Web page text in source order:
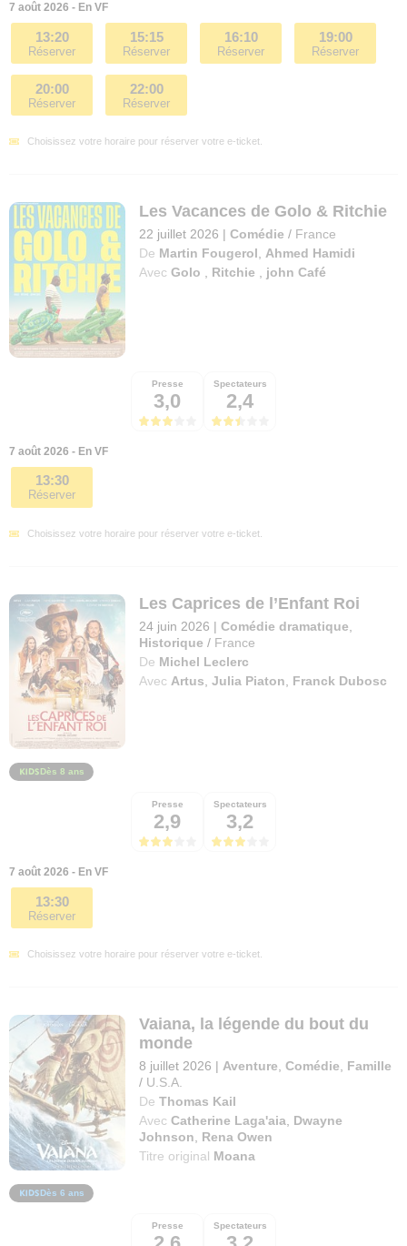
7 août 2026 - En VF
13:20
Réserver
15:15
Réserver
16:10
Réserver
19:00
Réserver
20:00
Réserver
22:00
Réserver
Choisissez votre horaire pour réserver votre e-ticket.
Les Vacances de Golo & Ritchie
22 juillet 2026 | Comédie / France
De Martin Fougerol
Ahmed Hamidi
Avec Golo Ritchie john Café
Presse
3,0
Spectateurs
2,4
7 août 2026 - En VF
13:30
Réserver
Choisissez votre horaire pour réserver votre e-ticket.
Les Caprices de l’Enfant Roi
24 juin 2026 | Comédie dramatique
Historique / France
De Michel Leclerc
Avec Artus ,Julia Piaton Franck Dubosc
Dès 8 ans
Presse
2,9
Spectateurs
3,2
7 août 2026 - En VF
13:30
Réserver
Choisissez votre horaire pour réserver votre e-ticket.
Vaiana, la légende du bout du
monde
8 juillet 2026 | Aventure ,Comédie
Famille
/ U.S.A.
De Thomas Kail
Avec Catherine Laga'aia
Dwayne
Johnson
Rena Owen
Titre original Moana
Dès 6 ans
Presse Spectateurs